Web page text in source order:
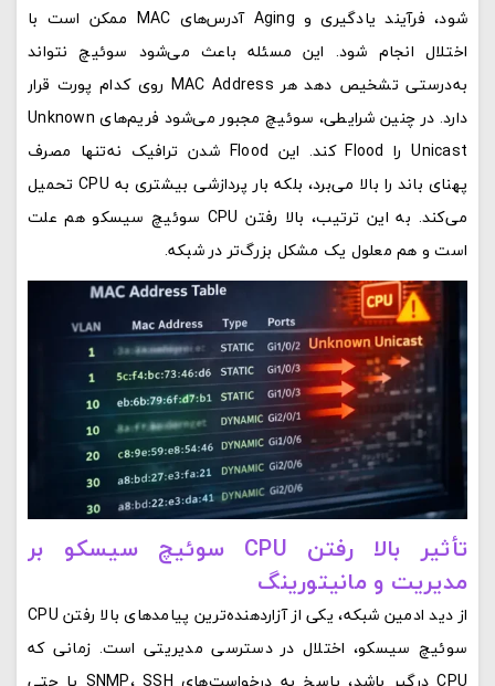
شود، فرآیند یادگیری و Aging آدرس‌های MAC ممکن است با
اختلال انجام شود. این مسئله باعث می‌شود سوئیچ نتواند
به‌درستی تشخیص دهد هر MAC Address روی کدام پورت قرار
دارد. در چنین شرایطی، سوئیچ مجبور می‌شود فریم‌های Unknown
Unicast را Flood کند. این Flood شدن ترافیک نه‌تنها مصرف
پهنای باند را بالا می‌برد، بلکه بار پردازشی بیشتری به CPU تحمیل
می‌کند. به این ترتیب، بالا رفتن CPU سوئیچ سیسکو هم علت
است و هم معلول یک مشکل بزرگ‌تر در شبکه.
تأثیر بالا رفتن CPU سوئیچ سیسکو بر
مدیریت و مانیتورینگ
از دید ادمین شبکه، یکی از آزاردهنده‌ترین پیامدهای بالا رفتن CPU
سوئیچ سیسکو، اختلال در دسترسی مدیریتی است. زمانی که